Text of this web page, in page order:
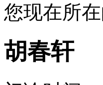
您现在所在
胡春轩